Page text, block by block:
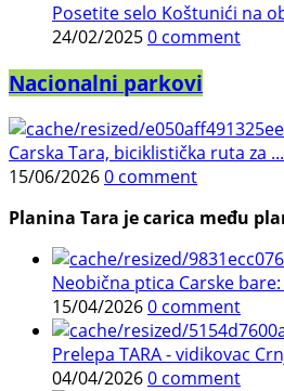
Posetite selo Koštunići na
24/02/20250 comment
Nacionalni parkovi
Carska Tara, biciklistička ruta za ...
15/06/20260 comment
Planina Tara je carica među
Neobična ptica Carske bare:
15/04/20260 comment
Prelepa TARA - vidikovac
04/04/20260 comment